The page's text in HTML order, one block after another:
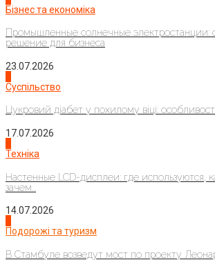
Бізнес та економіка
Промышленные солнечные электростанции:
решение для бизнеса
23.07.2026
Суспільство
Цукровий діабет у похилому віці:
17.07.2026
Техніка
Настенные LCD-дисплеи: где используются,
зачем...
14.07.2026
Подорожі та туризм
В Стамбуле возведут мост по проекту